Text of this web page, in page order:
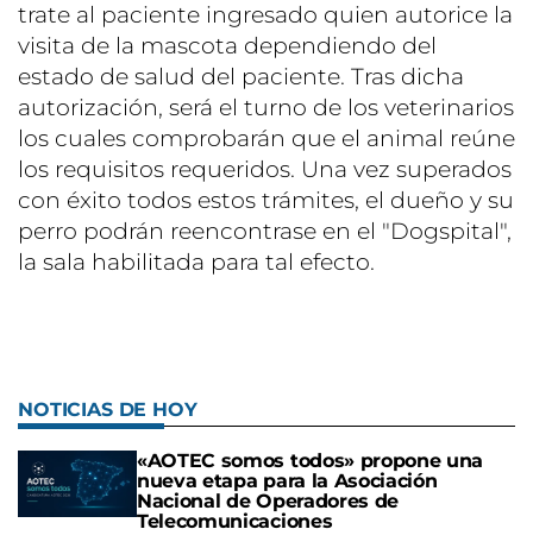
trate al paciente ingresado quien autorice la
visita de la mascota dependiendo del
estado de salud del paciente. Tras dicha
autorización, será el turno de los veterinarios
los cuales comprobarán que el animal reúne
los requisitos requeridos. Una vez superados
con éxito todos estos trámites, el dueño y su
perro podrán reencontrase en el "Dogspital",
la sala habilitada para tal efecto.
NOTICIAS DE HOY
«AOTEC somos todos» propone una
nueva etapa para la Asociación
Nacional de Operadores de
Telecomunicaciones